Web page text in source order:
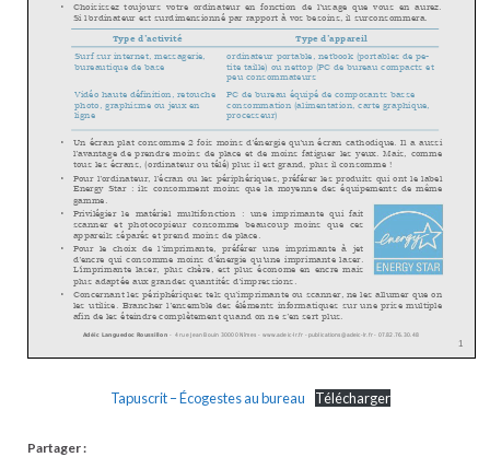
Tapuscrit – Écogestes au bureau Télécharger
Partager :